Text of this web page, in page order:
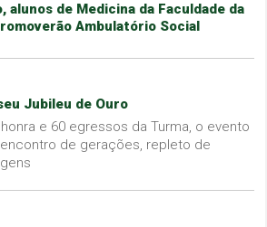
alunos de Medicina da Faculdade da
Ambulatório Social
Jubileu de Ouro
e 60 egressos da Turma, o evento
de gerações, repleto de